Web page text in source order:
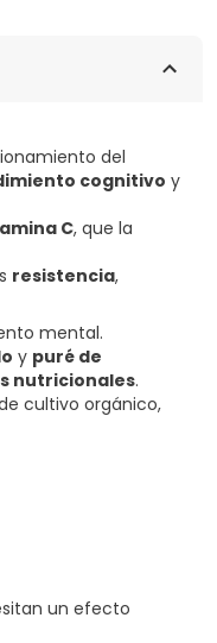
del
cognitivo y
C, que la
resistencia,
mental.
y puré de
nutricionales.
cultivo orgánico,
un efecto